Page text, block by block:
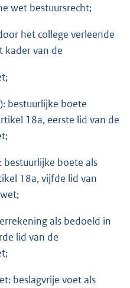
wet bestuursrecht;
het college verleende
kader van de
bestuurlijke boete
18a, eerste lid van de
bestuurlijke boete als
18a, vijfde lid van
als bedoeld in
lid van de
beslagvrije voet als